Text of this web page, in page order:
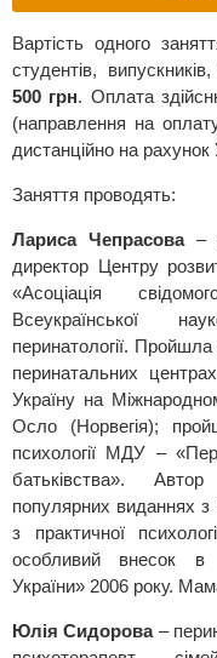
Вартість одного
студентів,
500 грн. Оплата
(направлення на
дистанційно на
Заняття проводять:
Лариса Чепрасова–
директор Центру
«Асоціація
Всеукраїнської
перинатології.
перинатальних
Україну на
Осло (Норвегія);
психології МДУ –
батьківства».
популярних виданнях з
з практичної
особливий внесок в
України» 2006 року.
Юлія Сидорова –